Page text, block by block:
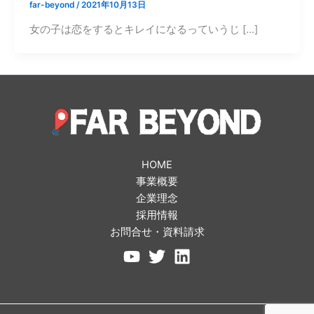
far-beyond /2021年10月13日
女の子は恋をするとキレイになるっていうじ […]
HOME
事業概要
企業理念
採用情報
お問合せ・資料請求